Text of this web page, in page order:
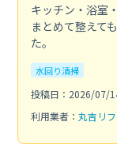
キッチン・浴室
まとめて整えて
た。
水回り清掃
投稿日：2026/07/
利用業者： 丸吉リ